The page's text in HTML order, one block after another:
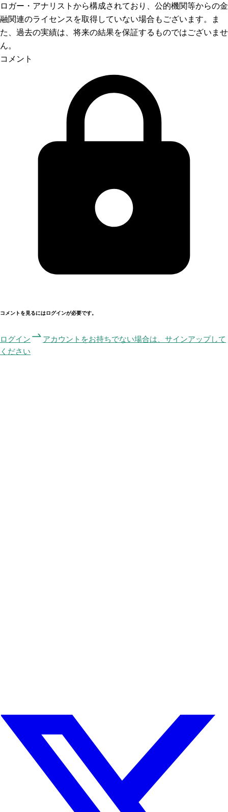
ロガー・アナリストから構成されており、公的機関等からの金
融関連のライセンスを取得していない場合もございます。ま
た、過去の実績は、将来の結果を保証するものではございませ
ん。
コメント
コメントを見るにはログインが必要です。
ログイン
アカウントをお持ちでない場合は、サインアップして
ください